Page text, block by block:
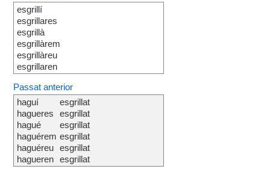
esgrillí
esgrillares
esgrillà
esgrillàrem
esgrillàreu
esgrillaren
Passat anterior
haguí
hagueres
hagué
haguérem
haguéreu
hagueren
esgrillat
esgrillat
esgrillat
esgrillat
esgrillat
esgrillat